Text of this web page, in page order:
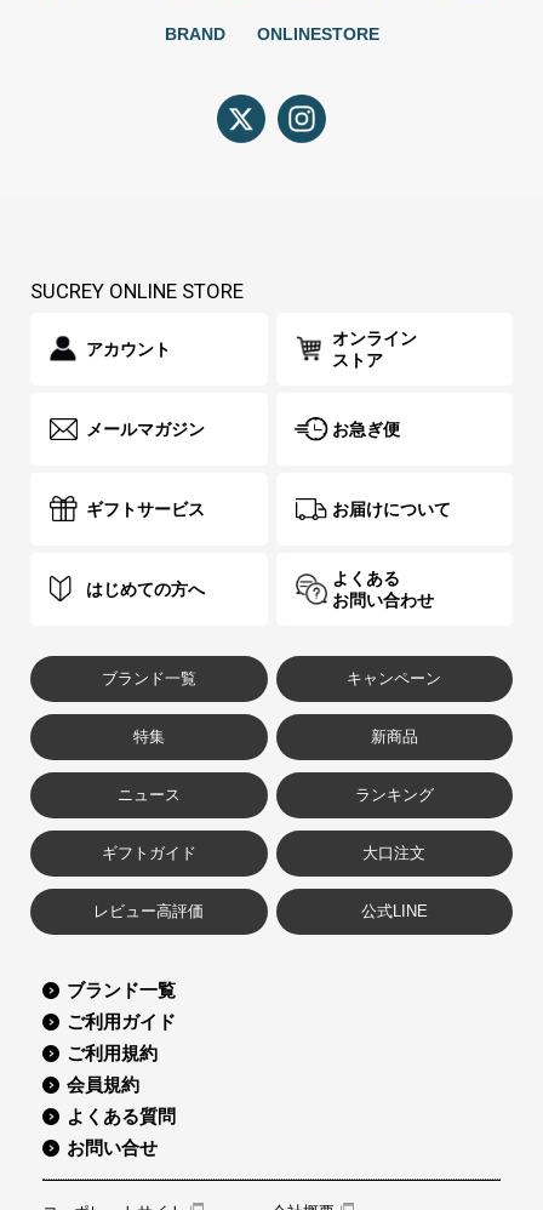
BRAND ONLINESTORE
SUCREY ONLINE STORE
アカウント
オンライン
ストア
メールマガジン お急ぎ便
ギフトサービス お届けについて
はじめての方へ
よくある
お問い合わせ
ブランド一覧 キャンペーン
特集 新商品
ニュース ランキング
ギフトガイド 大口注文
レビュー高評価 公式LINE
ブランド一覧
ご利用ガイド
ご利用規約
会員規約
よくある質問
お問い合せ